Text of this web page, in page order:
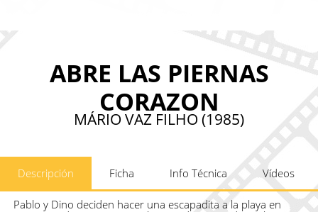
ABRE LAS PIERNAS
CORAZON
MÁRIO VAZ FILHO (1985)
Descripción Ficha Info Técnica Vídeos
Pablo y Dino deciden hacer una escapadita a la playa en